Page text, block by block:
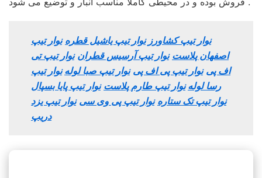
نوار تیپ کشاورز نوار تیپ یاشیل قطره نوار تیپ
اصفهان پلاست نوار تیپ آرسیس قطران نوار تیپ تی
اف پی نوار تیپ پی اف پی نوار تیپ صبا لوله نوار تیپ
رسا لوله نوار تیپ طارم پلاست نوار تیپ پایا بسپال
نوار تیپ تک ستاره نوار تیپ پی وی سی نوار تیپ یزد
دریپ